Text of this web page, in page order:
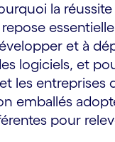
la réussite
et à
logiciels, et
les entreprises
emballés
pour